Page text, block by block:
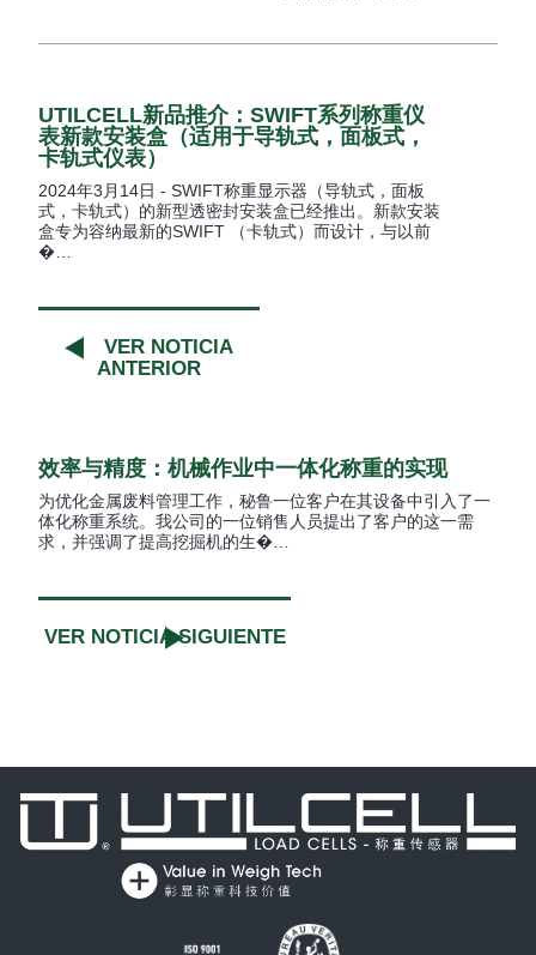
UTILCELL新品推介：SWIFT系列称重仪
表新款安装盒（适用于导轨式，面板式，
卡轨式仪表）
2024年3月14日 - SWIFT称重显示器（导轨式，面板
式，卡轨式）的新型透密封安装盒已经推出。新款安装
盒专为容纳最新的SWIFT （卡轨式）而设计，与以前
�…
VER NOTICIA
ANTERIOR
效率与精度：机械作业中一体化称重的实现
为优化金属废料管理工作，秘鲁一位客户在其设备中引入了一
体化称重系统。我公司的一位销售人员提出了客户的这一需
求，并强调了提高挖掘机的生�…
VER NOTICIA SIGUIENTE